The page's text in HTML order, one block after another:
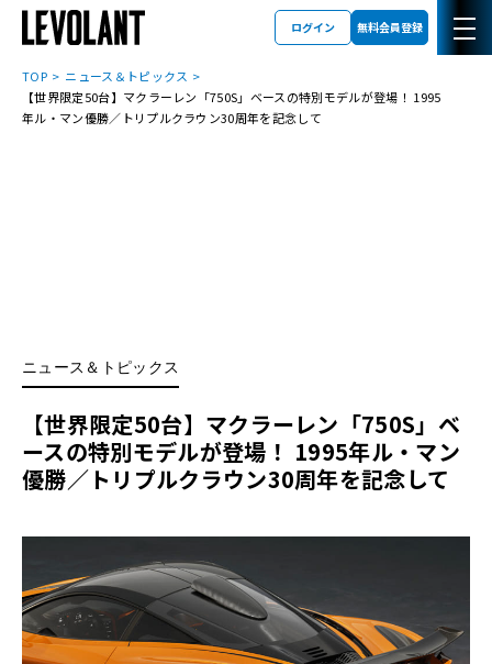
ログイン 無料会員登録
TOP
ニュース＆トピックス
【世界限定50台】マクラーレン「750S」ベースの特別モデルが登場！ 1995
年ル・マン優勝／トリプルクラウン30周年を記念して
ニュース＆トピックス
【世界限定50台】マクラーレン「750S」ベ
ースの特別モデルが登場！ 1995年ル・マン
優勝／トリプルクラウン30周年を記念して